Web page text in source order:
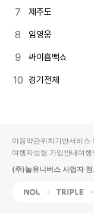
제주도
임영웅
싸이흠뻑쇼
경기전체
이용약관위치기반서비스
여행자보험 가입안내여
(주)놀유니버스 사업자
NOL Triple